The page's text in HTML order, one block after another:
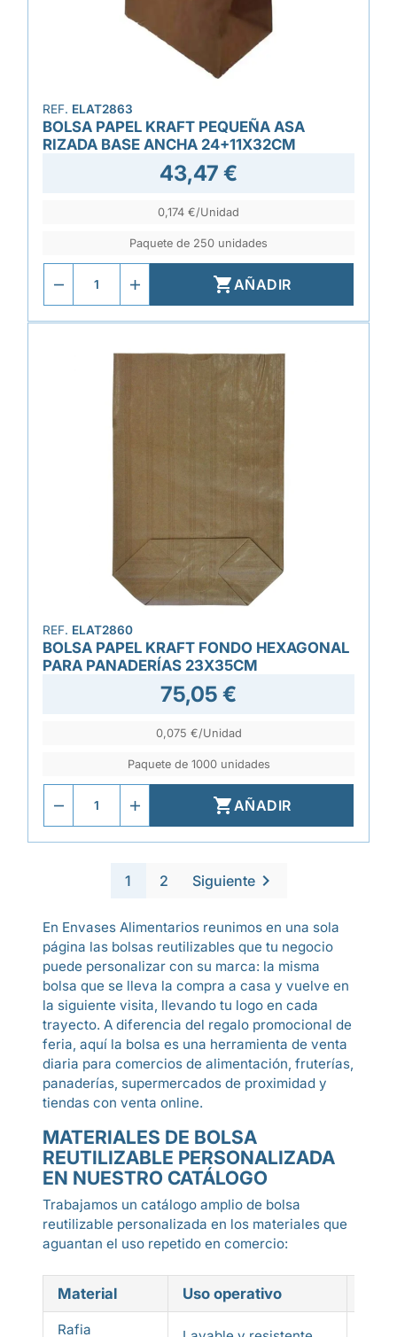
REF. ELAT2863
BOLSA PAPEL KRAFT PEQUEÑA ASA
RIZADA BASE ANCHA 24+11X32CM
43,47 €
0,174 €/Unidad
Paquete de 250 unidades
AÑADIR
REF. ELAT2860
BOLSA PAPEL KRAFT FONDO HEXAGONAL
PARA PANADERÍAS 23X35CM
75,05 €
0,075 €/Unidad
Paquete de 1000 unidades
AÑADIR
1 2 Siguiente
En Envases Alimentarios reunimos en una sola
página las bolsas reutilizables que tu negocio
puede personalizar con su marca: la misma
bolsa que se lleva la compra a casa y vuelve en
la siguiente visita, llevando tu logo en cada
trayecto. A diferencia del regalo promocional de
feria, aquí la bolsa es una herramienta de venta
diaria para comercios de alimentación, fruterías,
panaderías, supermercados de proximidad y
tiendas con venta online.
MATERIALES DE BOLSA
REUTILIZABLE PERSONALIZADA
EN NUESTRO CATÁLOGO
Trabajamos un catálogo amplio de bolsa
reutilizable personalizada en los materiales que
aguantan el uso repetido en comercio:
Material Uso operativo
Rafia